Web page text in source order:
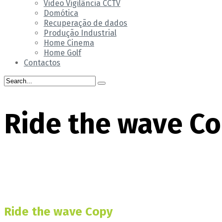
Video Vigilância CCTV
Domótica
Recuperação de dados
Produção Industrial
Home Cinema
Home Golf
Contactos
Ride the wave
Ride the wave Copy